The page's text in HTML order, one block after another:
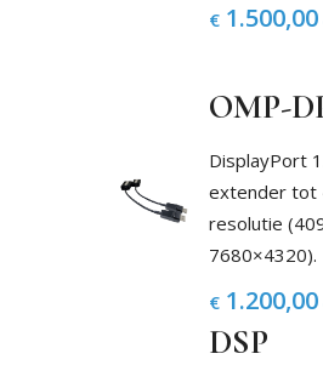
€1.500,00
OMP-
DisplayPort
extender tot
resolutie
7680×4320).
€1.200,00
DSP